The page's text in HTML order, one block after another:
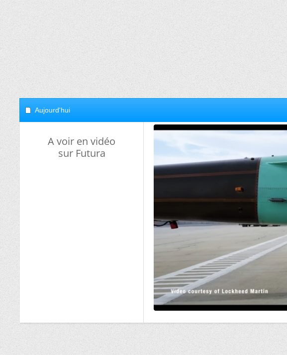
Aujourd'hui
A voir en vidéo
sur Futura